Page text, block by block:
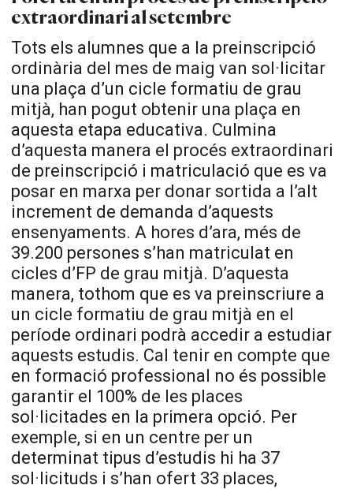
extraordinari al setembre
Tots els alumnes que a la preinscripció
ordinària del mes de maig van sol·licitar
una plaça d’un cicle formatiu de grau
mitjà, han pogut obtenir una plaça en
aquesta etapa educativa. Culmina
d’aquesta manera el procés extraordinari
de preinscripció i matriculació que es va
posar en marxa per donar sortida a l’alt
increment de demanda d’aquests
ensenyaments. A hores d’ara, més de
39.200 persones s’han matriculat en
cicles d’FP de grau mitjà. D’aquesta
manera, tothom que es va preinscriure a
un cicle formatiu de grau mitjà en el
període ordinari podrà accedir a estudiar
aquests estudis. Cal tenir en compte que
en formació professional no és possible
garantir el 100% de les places
sol·licitades en la primera opció. Per
exemple, si en un centre per un
determinat tipus d’estudis hi ha 37
sol·licituds i s’han ofert 33 places,